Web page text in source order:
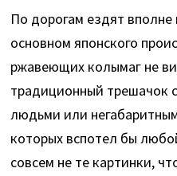
По дорогам ездят
основном японского
ржавеющих колымаг не
традиционный трешачок
людьми или
которых вспотел бы
совсем не те картинки,